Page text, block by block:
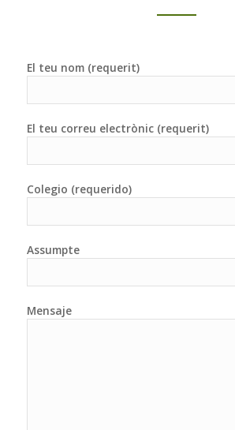
El teu nom (requerit)
El teu correu electrònic (requerit)
Colegio (requerido)
Assumpte
Mensaje